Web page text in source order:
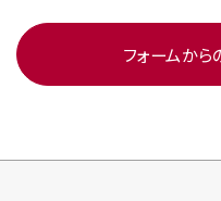
フォームか